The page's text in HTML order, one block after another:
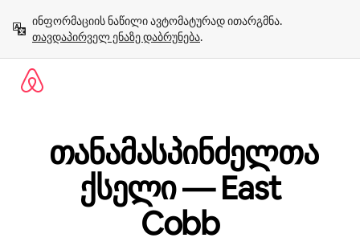
გადასვლა
თავდაპირველ ენაზე დაბრუნება.
თანამასპინძელთა
ქსელი — East
Cobb